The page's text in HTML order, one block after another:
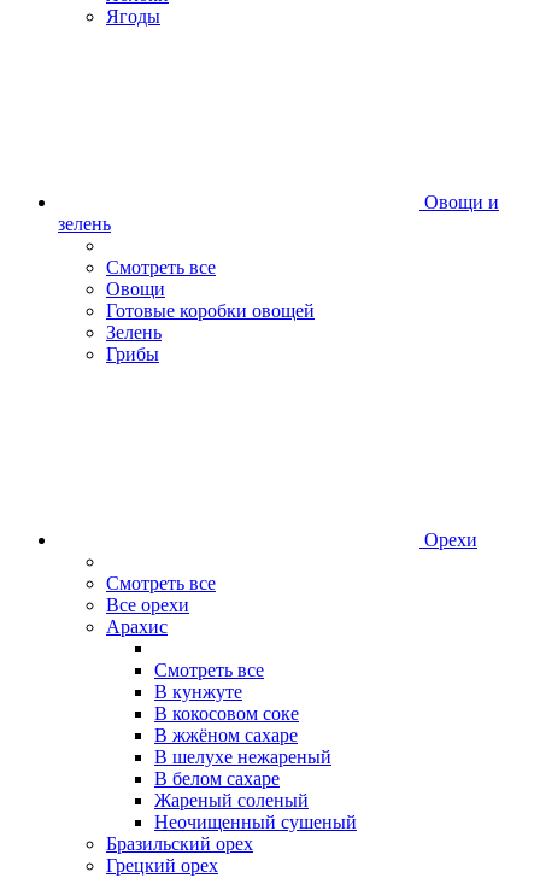
Ягоды
Овощи и
зелень
Смотреть все
Овощи
Готовые коробки овощей
Зелень
Грибы
Орехи
Смотреть все
Все орехи
Арахис
Смотреть все
В кунжуте
В кокосовом соке
В жжёном сахаре
В шелухе нежареный
В белом сахаре
Жареный соленый
Неочищенный сушеный
Бразильский орех
Грецкий орех